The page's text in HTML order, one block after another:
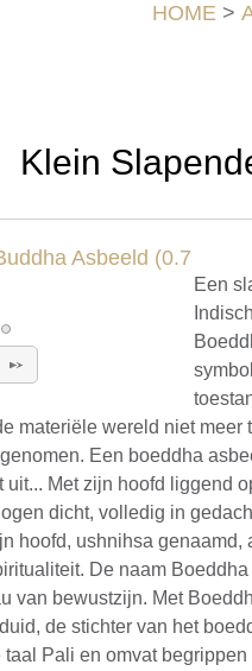
HOME >
Klein
Een
materiële wereld niet meer
Een boeddha
Met zijn hoofd liggend
dicht, volledig in
hoofd, ushnihsa genaamd,
De naam Boeddha
van bewustzijn. Met
de stichter van het
Pali en omvat begrippen